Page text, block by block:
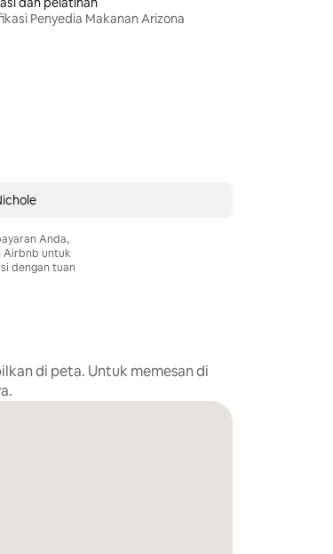
Penyedia Makanan Arizona
Anda,
Airbnb untuk
dengan tuan
di peta. Untuk memesan di